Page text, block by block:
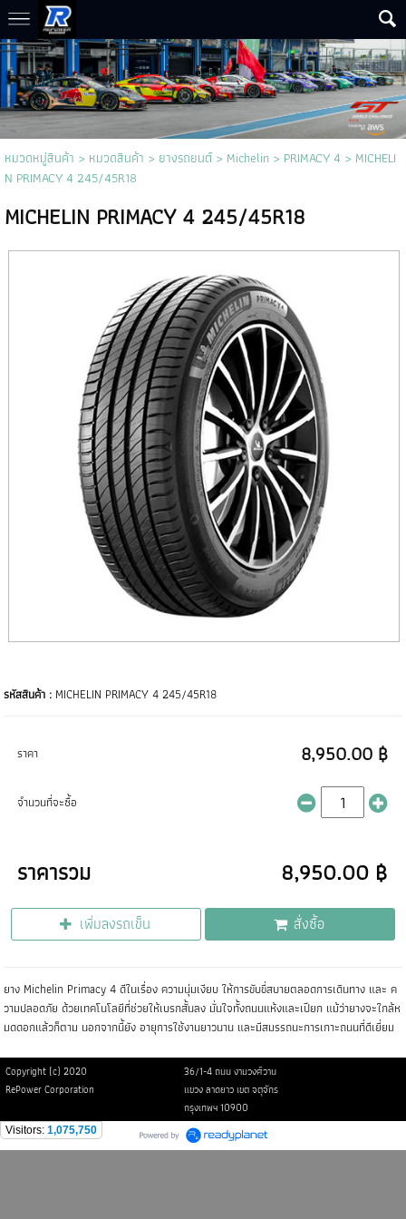
หมวดหมู่สินค้า > หมวดสินค้า >ยางรถยนต์> Michelin> PRIMACY 4 > MICHELI
N PRIMACY 4 245/45R18
MICHELIN PRIMACY 4 245/45R18
รหัสสินค้า : MICHELIN PRIMACY 4 245/45R18
ราคา 8,950.00 ฿
จำนวนที่จะซื้อ
ราคารวม 8,950.00 ฿
เพิ่มลงรถเข็น สั่งซื้อ
ยาง Michelin Primacy 4 ดีในเรื่อง ความนุ่มเงียบ ให้การขับขี่สบายตลอดการเดินทาง และ ค
วามปลอดภัย ด้วยเทคโนโลยีที่ช่วยให้เบรกสั้นลง มั่นใจทั้งถนนแห้งและเปียก แม้ว่ายางจะใกล้ห
มดดอกแล้วก็ตาม นอกจากนี้ยัง อายุการใช้งานยาวนาน และมีสมรรถนะการเกาะถนนที่ดีเยี่ยม
Copyright (c) 2020
36/1-4 ถนน งามวงศ์วาน
RePower Corporation
แขวง ลาดยาว เขต จตุจักร
กรุงเทพฯ 10900
Visitors: 1,075,750